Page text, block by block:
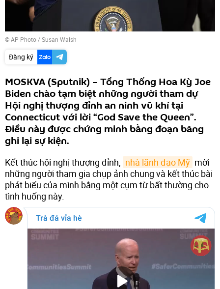
© AP Photo / Susan Walsh
Đăng ký
MOSKVA (Sputnik) – Tổng Thống Hoa Kỳ Joe
Biden chào tạm biệt những người tham dự
Hội nghị thượng đỉnh an ninh vũ khí tại
Connecticut với lời “God Save the Queen”.
Điều này được chứng minh bằng đoạn băng
ghi lại sự kiện.
Kết thúc hội nghị thượng đỉnh, nhà lãnh đạo Mỹ mời
những người tham gia chụp ảnh chung và kết thúc bài
phát biểu của mình bằng một cụm từ bất thường cho
tình huống này.